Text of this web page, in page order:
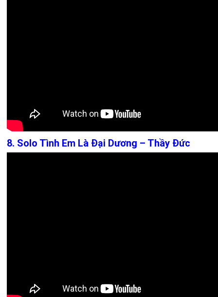
8. Solo Tình Em Là Đại Dương – Thầy Đức